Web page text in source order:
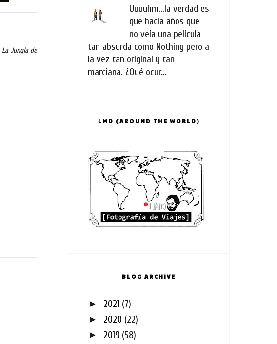
La Jungla de
Uuuuhm...la verdad es
que hacia años que
no veía una película
tan absurda como Nothing pero a
la vez tan original y tan
marciana. ¿Qué ocur...
LMD (AROUND THE WORLD)
BLOG ARCHIVE
► 2021 (7)
► 2020 (22)
► 2019 (58)